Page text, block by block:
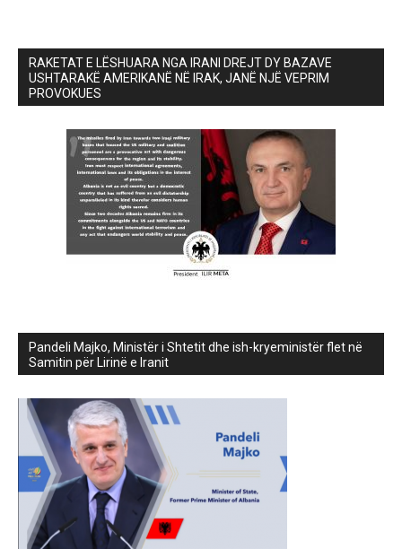
RAKETAT E LËSHUARA NGA IRANI DREJT DY BAZAVE
USHTARAKË AMERIKANË NË IRAK, JANË NJË VEPRIM
PROVOKUES
Pandeli Majko, Ministër i Shtetit dhe ish-kryeministër flet në
Samitin për Lirinë e Iranit